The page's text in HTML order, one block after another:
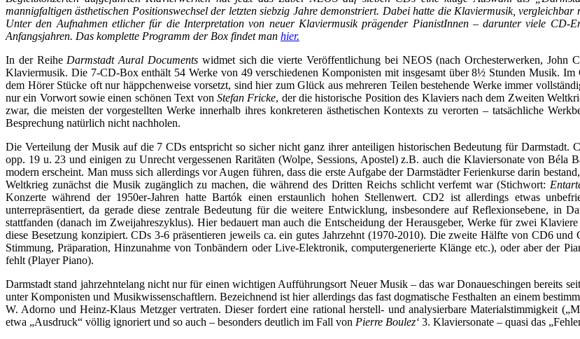
mannigfaltigen ästhetischen Positionswechsel der letzten siebzig Jahre demonstriert. Dabei hatte die Klaviermusik,
Unter den Aufnahmen etlicher für die Interpretation von neuer Klaviermusik prägender PianistInnen – darunter viele CD-
Anfangsjahren. Das komplette Programm der Box findet man hier.
In der Reihe Darmstadt Aural Documentswidmet sich die vierte Veröffentlichung bei NEOS (nach Orchesterwerken, John
Klaviermusik. Die 7-CD-Box enthält 54 Werke von 49 verschiedenen Komponisten mit insgesamt über 8½ Stunden Musik. Im
dem Hörer Stücke oft nur häppchenweise vorsetzt, sind hier zum Glück aus mehreren Teilen bestehende Werke immer
nur ein Vorwort sowie einen schönen Text von Stefan Fricke, der die historische Position des Klaviers nach dem Zweiten
zwar, die meisten der vorgestellten Werke innerhalb ihres konkreteren ästhetischen Kontexts zu verorten – tatsächliche
Besprechung natürlich nicht nachholen.
Die Verteilung der Musik auf die 7 CDs entspricht so sicher nicht ganz ihrer anteiligen historischen Bedeutung für
opp. 19 u. 23 und einigen zu Unrecht vergessenen Raritäten (Wolpe, Sessions, Apostel) z.B. auch die Klaviersonate von Béla
modern erscheint. Man muss sich allerdings vor Augen führen, dass die erste Aufgabe der Darmstädter Ferienkurse darin
Weltkrieg zunächst die Musik zugänglich zu machen, die während des Dritten Reichs schlicht verfemt war (Stichwort:
Konzerte während der 1950er-Jahren hatte Bartók einen erstaunlich hohen Stellenwert. CD2 ist allerdings etwas
unterrepräsentiert, da gerade diese zentrale Bedeutung für die weitere Entwicklung, insbesondere auf Reflexionsebene, in
stattfanden (danach im Zweijahreszyklus). Hier bedauert man auch die Entscheidung der Herausgeber, Werke für zwei
diese Besetzung konzipiert. CDs 3-6 präsentieren jeweils ca. ein gutes Jahrzehnt (1970-2010). Die zweite Hälfte von CD6
Stimmung, Präparation, Hinzunahme von Tonbändern oder Live-Elektronik, computergenerierte Klänge etc.), oder aber der
fehlt (Player Piano).
Darmstadt stand jahrzehntelang nicht nur für einen wichtigen Aufführungsort Neuer Musik – das war Donaueschingen bereits
unter Komponisten und Musikwissenschaftlern. Bezeichnend ist hier allerdings das fast dogmatische Festhalten an einem
W. Adorno und Heinz-Klaus Metzger vertraten. Dieser fordert eine rational herstell- und analysierbare Materialstimmigkeit
etwa „Ausdruck“ völlig ignoriert und so auch – besonders deutlich im Fall von Pierre Boulez‘ 3. Klaviersonate – quasi das